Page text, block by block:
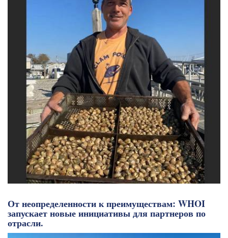
От неопределенности к преимуществам: WHOI
запускает новые инициативы для партнеров по
отрасли.